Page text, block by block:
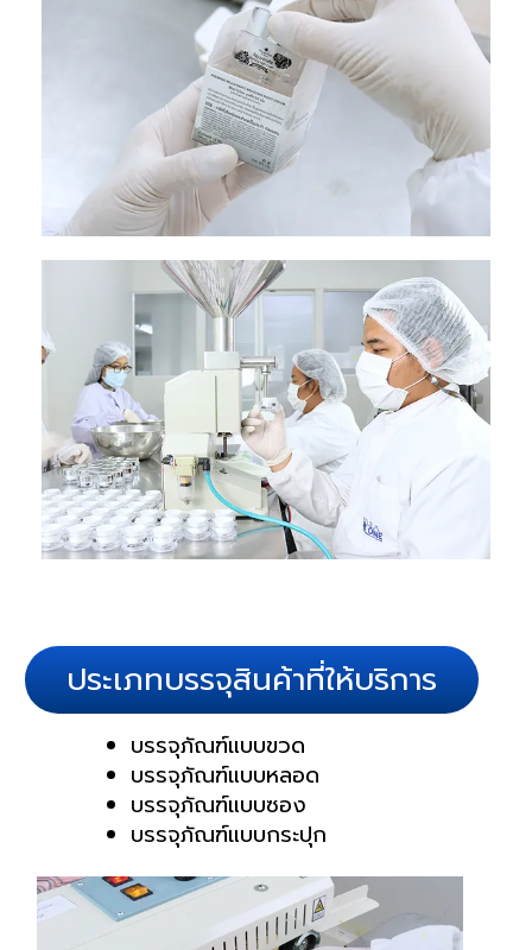
ประเภทบรรจุสินค้าที่ให้บริการ
บรรจุภัณฑ์แบบขวด
บรรจุภัณฑ์แบบหลอด
บรรจุภัณฑ์แบบซอง
บรรจุภัณฑ์แบบกระปุก